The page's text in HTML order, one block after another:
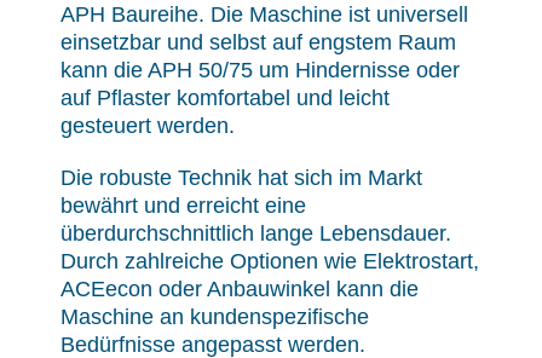
APH Baureihe. Die Maschine ist universell
einsetzbar und selbst auf engstem Raum
kann die APH 50/75 um Hindernisse oder
auf Pflaster komfortabel und leicht
gesteuert werden.
Die robuste Technik hat sich im Markt
bewährt und erreicht eine
überdurchschnittlich lange Lebensdauer.
Durch zahlreiche Optionen wie Elektrostart,
ACEecon oder Anbauwinkel kann die
Maschine an kundenspezifische
Bedürfnisse angepasst werden.